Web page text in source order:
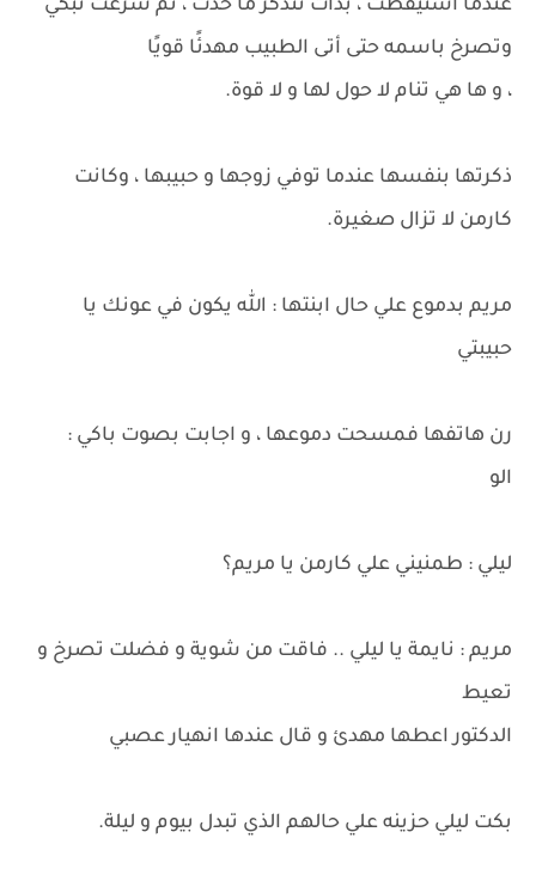
عندما استيقظت ، بدأت تتذكر ما حدث ، ثم شرعت تبكي
وتصرخ باسمه حتى أتى الطبيب مهدئًا قويًا
، و ها هي تنام لا حول لها و لا قوة.
ذكرتها بنفسها عندما توفي زوجها و حبيبها ، وكانت
كارمن لا تزال صغيرة.
مريم بدموع علي حال ابنتها : الله يكون في عونك يا
حبيبتي
رن هاتفها فمسحت دموعها ، و اجابت بصوت باكي :
الو
ليلي : طمنيني علي كارمن يا مريم؟
مريم : نايمة يا ليلي .. فاقت من شوية و فضلت تصرخ و
تعيط
الدكتور اعطها مهدئ و قال عندها انهيار عصبي
بكت ليلي حزينه علي حالهم الذي تبدل بيوم و ليلة.